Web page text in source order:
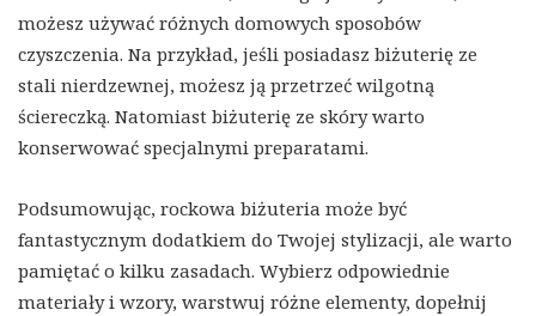
możesz używać różnych domowych sposobów
czyszczenia. Na przykład, jeśli posiadasz biżuterię ze
stali nierdzewnej, możesz ją przetrzeć wilgotną
ściereczką. Natomiast biżuterię ze skóry warto
konserwować specjalnymi preparatami.
Podsumowując, rockowa biżuteria może być
fantastycznym dodatkiem do Twojej stylizacji, ale warto
pamiętać o kilku zasadach. Wybierz odpowiednie
materiały i wzory, warstwuj różne elementy, dopełnij